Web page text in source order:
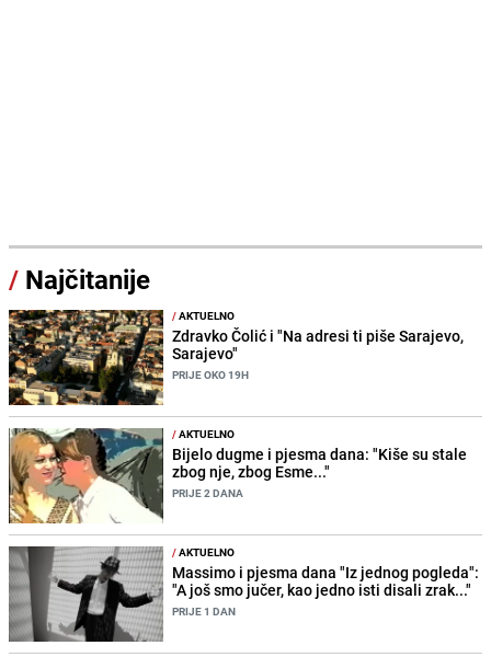
/ Najčitanije
/AKTUELNO
Zdravko Čolić i "Na adresi ti piše Sarajevo,
Sarajevo"
PRIJE OKO 19H
/AKTUELNO
Bijelo dugme i pjesma dana: "Kiše su stale
zbog nje, zbog Esme..."
PRIJE 2 DANA
/AKTUELNO
Massimo i pjesma dana "Iz jednog pogleda":
"A još smo jučer, kao jedno isti disali zrak..."
PRIJE 1 DAN